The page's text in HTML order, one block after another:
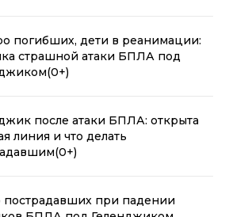
погибших, дети в реанимации:
страшной атаки БПЛА под
(0+)
после атаки БПЛА: открыта
линия и что делать
(0+)
пострадавших при падении